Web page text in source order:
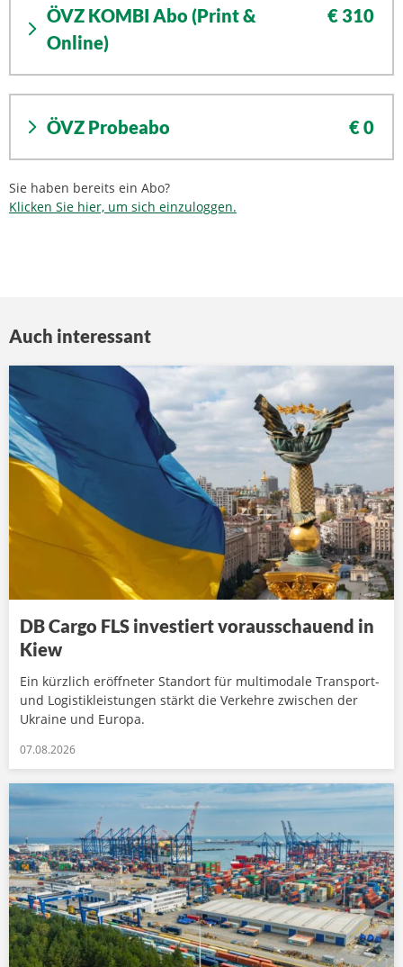
ÖVZ KOMBI Abo (Print &
Online)
€ 310
ÖVZ Probeabo € 0
Sie haben bereits ein Abo?
Klicken Sie hier, um sich einzuloggen.
Auch interessant
DB Cargo FLS investiert vorausschauend in
Kiew
Ein kürzlich eröffneter Standort für multimodale Transport-
und Logistikleistungen stärkt die Verkehre zwischen der
Ukraine und Europa.
07.08.2026